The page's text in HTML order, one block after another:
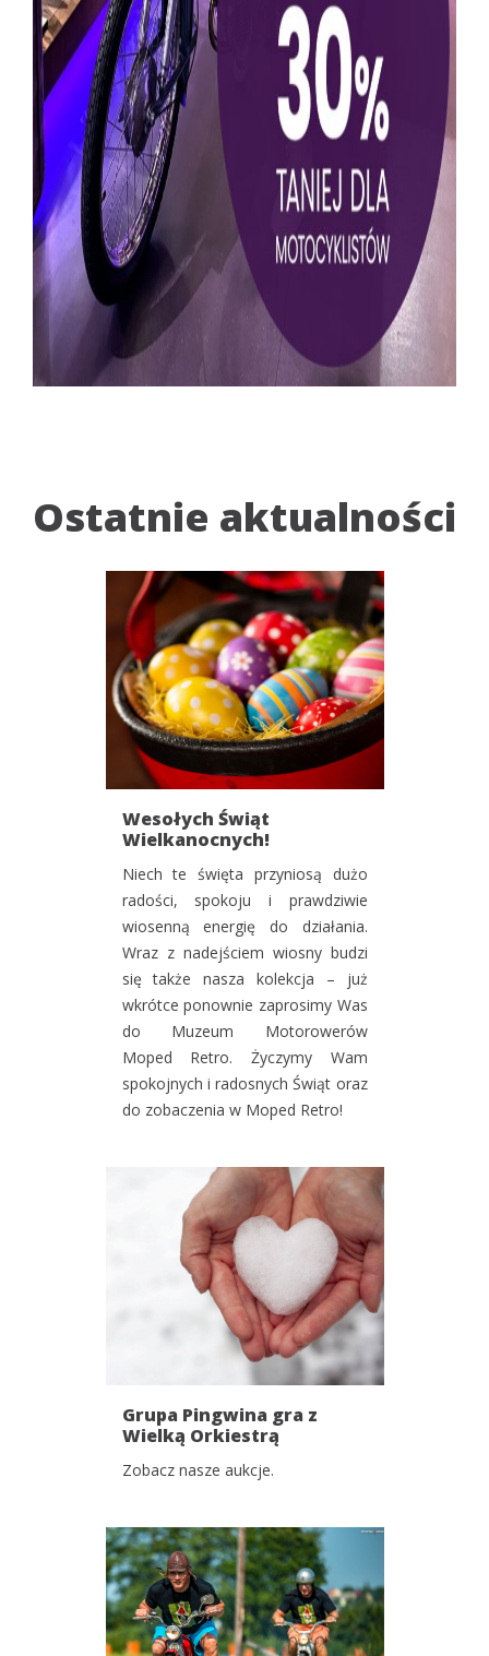
Ostatnie aktualności
Wesołych Świąt
Wielkanocnych!
Niech te święta przyniosą dużo
radości, spokoju i prawdziwie
wiosenną energię do działania.
Wraz z nadejściem wiosny budzi
się także nasza kolekcja – już
wkrótce ponownie zaprosimy Was
do Muzeum Motorowerów
Moped Retro. Życzymy Wam
spokojnych i radosnych Świąt oraz
do zobaczenia w Moped Retro!
Grupa Pingwina gra z
Wielką Orkiestrą
Zobacz nasze aukcje.